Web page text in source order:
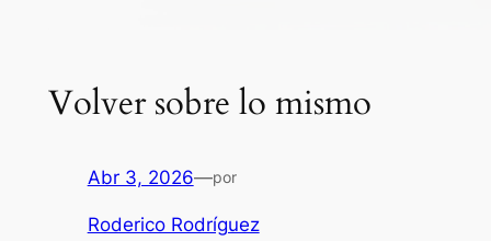
Volver sobre lo mismo
Abr 3, 2026—por
Roderico Rodríguez